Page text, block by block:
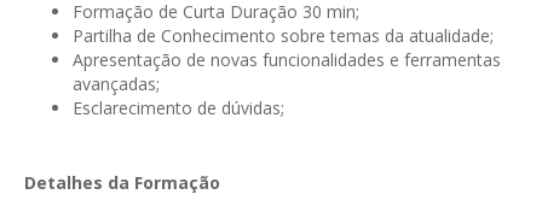
GESInventário
Formação de Curta Duração 30 min;
Partilha de Conhecimento sobre temas da atualidade;
Apresentação de novas funcionalidades e ferramentas
avançadas;
Esclarecimento de dúvidas;
Detalhes da Formação